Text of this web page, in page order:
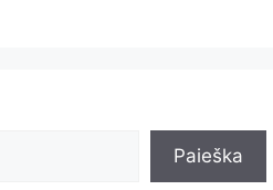
Paieška